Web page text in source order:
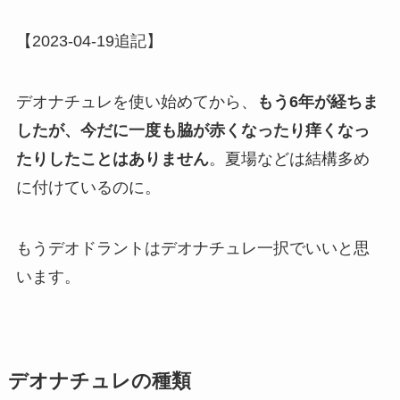
【2023-04-19追記】
デオナチュレを使い始めてから、
もう6年が経ちま
したが、今だに一度も脇が赤くなったり痒くなっ
たりしたことはありません。夏場などは結構多め
に付けているのに。
もうデオドラントはデオナチュレ一択でいいと思
います。
デオナチュレの種類